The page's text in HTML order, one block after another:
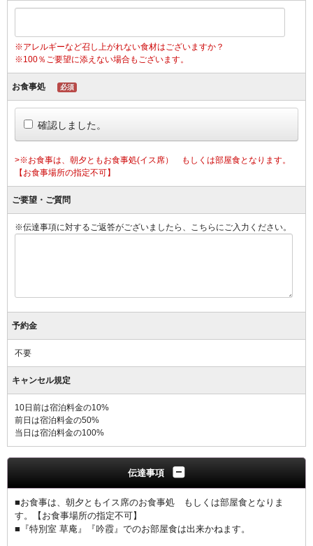
※アレルギーなど召し上がれない食材はございますか？
※100％ご要望に添えない場合もございます。
お食事処 必須
確認しました。
>※お食事は、朝夕ともお食事処(イス席） もしくは部屋食となります。
【お食事場所の指定不可】
ご要望・ご質問
※伝達事項に対するご返答がございましたら、こちらにご入力ください。
予約金
不要
キャンセル規定
10日前は宿泊料金の10%
前日は宿泊料金の50%
当日は宿泊料金の100%
伝達事項
■お食事は、朝夕ともイス席のお食事処 もしくは部屋食となりま
す。【お食事場所の指定不可】
■『特別室 草庵』『吟霞』でのお部屋食は出来かねます。